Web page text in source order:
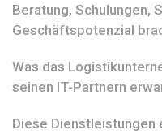
Beratung, Schulungen,
Geschäftspotenzial
Was das
seinen IT-Partnern
Diese Dienstleistungen